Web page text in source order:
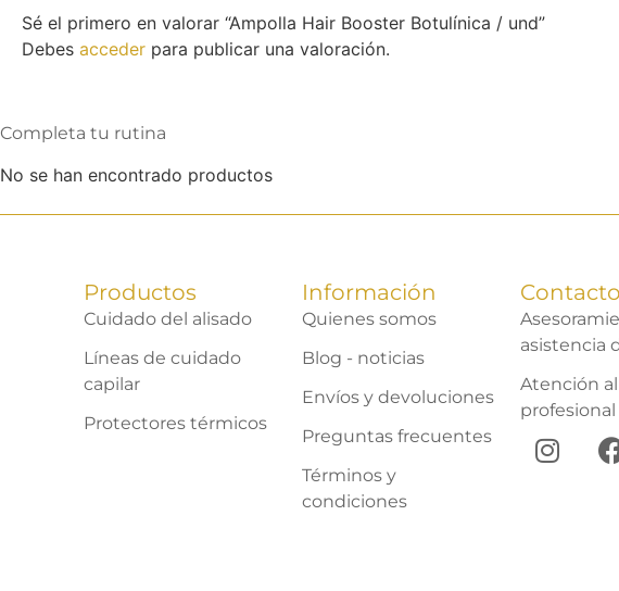
Sé el primero en valorar “Ampolla Hair Booster Botulínica / und”
Debes acceder para publicar una valoración.
Completa tu rutina
No se han encontrado productos
Productos
Cuidado del alisado
Líneas de cuidado
capilar
Protectores térmicos
Información
Quienes somos
Blog - noticias
Envíos y devoluciones
Preguntas frecuentes
Términos y
condiciones
Contacto
asistencia
Atención
profesional